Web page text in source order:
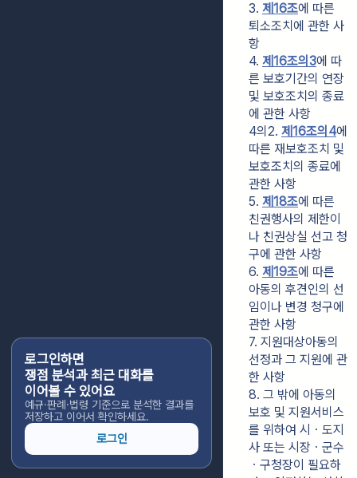
로그인하면
쟁점 분석과 최근 대화를
이어볼 수 있어요
예규·판례·법령 기준으로 분석한 결과를
저장하고 이어서 확인하세요.
로그인
3. 제16조에 따른
퇴소조치에 관한 사
항
4. 제16조의3에 따
른 보호기간의 연장
및 보호조치의 종료
에 관한 사항
4의2. 제16조의4에
따른 재보호조치 및
보호조치의 종료에
관한 사항
5. 제18조에 따른
친권행사의 제한이
나 친권상실 선고 청
구에 관한 사항
6. 제19조에 따른
아동의 후견인의 선
임이나 변경 청구에
관한 사항
7. 지원대상아동의
선정과 그 지원에 관
한 사항
8. 그 밖에 아동의
보호 및 지원서비스
를 위하여 시ㆍ도지
사 또는 시장ㆍ군수
ㆍ구청장이 필요하